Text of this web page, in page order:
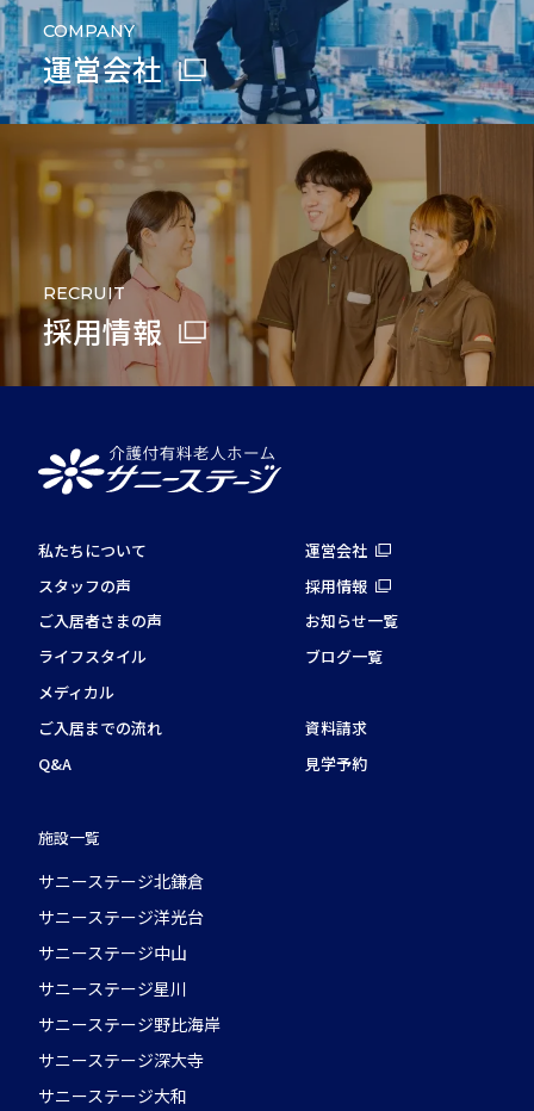
COMPANY
運営会社
RECRUIT
採用情報
私たちについて
スタッフの声
ご入居者さまの声
ライフスタイル
メディカル
ご入居までの流れ
Q&A
施設一覧
サニーステージ北鎌倉
サニーステージ洋光台
サニーステージ中山
サニーステージ星川
サニーステージ野比海岸
サニーステージ深大寺
サニーステージ大和
運営会社
採用情報
お知らせ一覧
ブログ一覧
資料請求
見学予約